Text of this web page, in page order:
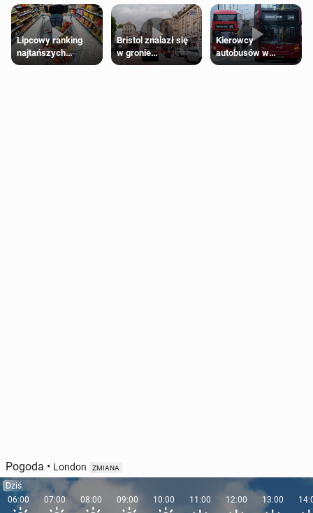
Lipcowy ranking
najtańszych
supermarketów
Bristol znalazł się
w gronie
najlepszych
Kierowcy
autobusów w
Londynie
Pogoda • London ZMIANA
Dziś
06:00
07:00 08:00 09:00 10:00 11:00 12:00 13:00